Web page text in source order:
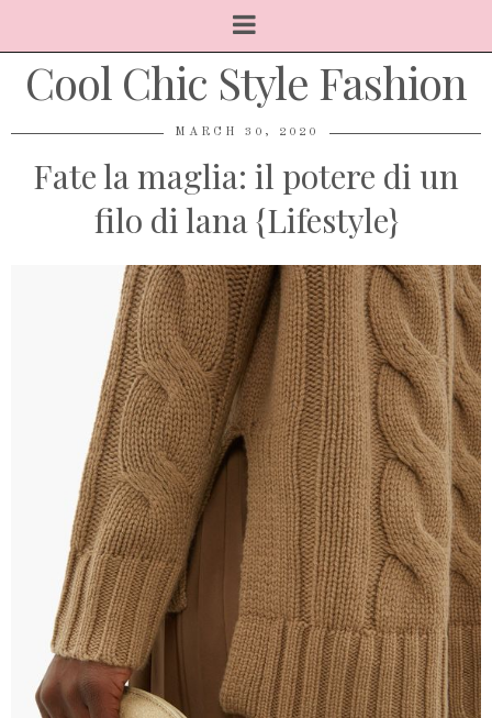
Cool Chic Style Fashion
MARCH 30, 2020
Fate la maglia: il potere di un
filo di lana {Lifestyle}